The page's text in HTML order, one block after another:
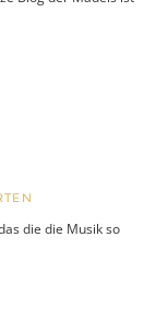
die die Musik so